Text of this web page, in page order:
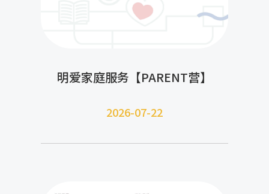
明爱家庭服务【PARENT营】
2026-07-22